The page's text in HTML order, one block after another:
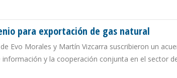
para exportación de gas natural
Evo Morales y Martín Vizcarra suscribieron un
información y la cooperación conjunta en el sector